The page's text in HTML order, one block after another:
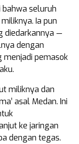
bahwa seluruh
Ia pun
diedarkannya —
dengan
menjadi pemasok
miliknya dan
asal Medan. Ini
ke jaringan
dengan tegas.